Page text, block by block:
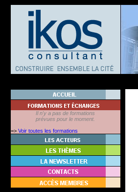
Il n'y a pas de formations
prévues pour le moment.
=> Voir toutes les formations